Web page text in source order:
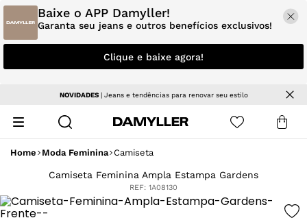
Baixe o APP Damyller!
Garanta seu jeans e outros benefícios exclusivos!
Clique e baixe agora!
NOVIDADES| Jeans e tendências para renovar seu estilo
Home Moda Feminina Camiseta
Camiseta Feminina Ampla Estampa Gardens
REF: 1A08130